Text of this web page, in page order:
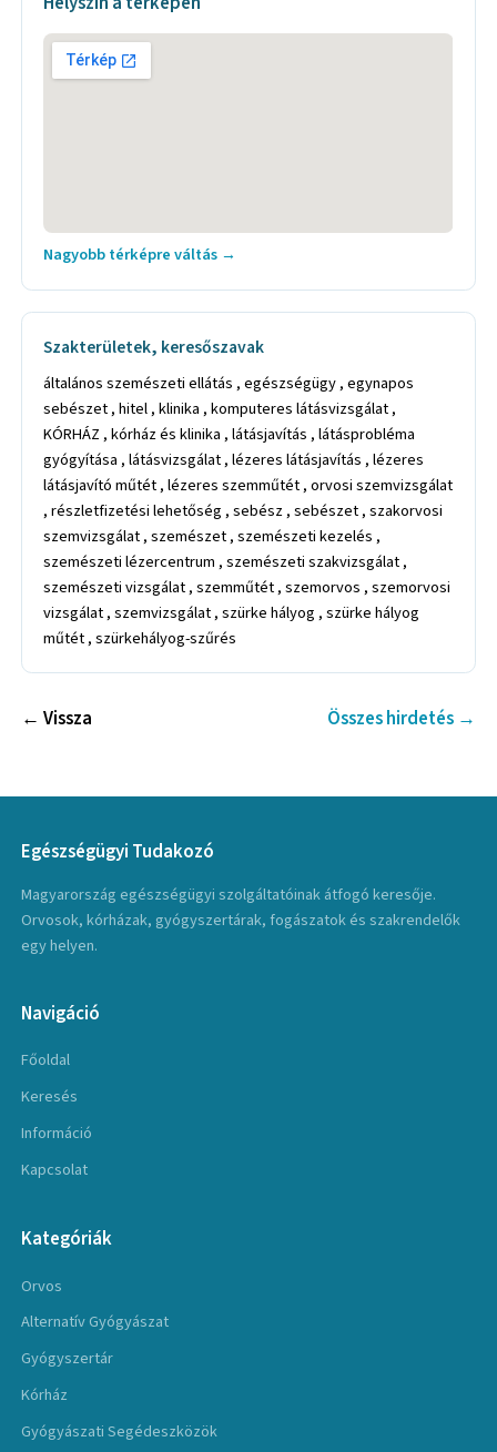
Nagyobb térképre váltás →
Szakterületek, keresőszavak
általános szemészeti ellátás , egészségügy , egynapos
sebészet , hitel , klinika , komputeres látásvizsgálat ,
KÓRHÁZ , kórház és klinika , látásjavítás , látásprobléma
gyógyítása , látásvizsgálat , lézeres látásjavítás , lézeres
látásjavító műtét , lézeres szemműtét , orvosi szemvizsgálat
, részletfizetési lehetőség , sebész , sebészet , szakorvosi
szemvizsgálat , szemészet , szemészeti kezelés ,
szemészeti lézercentrum , szemészeti szakvizsgálat ,
szemészeti vizsgálat , szemműtét , szemorvos , szemorvosi
vizsgálat , szemvizsgálat , szürke hályog , szürke hályog
műtét , szürkehályog-szűrés
← Vissza Összes hirdetés →
Egészségügyi Tudakozó
Magyarország egészségügyi szolgáltatóinak átfogó keresője.
Orvosok, kórházak, gyógyszertárak, fogászatok és szakrendelők
egy helyen.
Navigáció
Főoldal
Keresés
Információ
Kapcsolat
Kategóriák
Orvos
Alternatív Gyógyászat
Gyógyszertár
Kórház
Gyógyászati Segédeszközök